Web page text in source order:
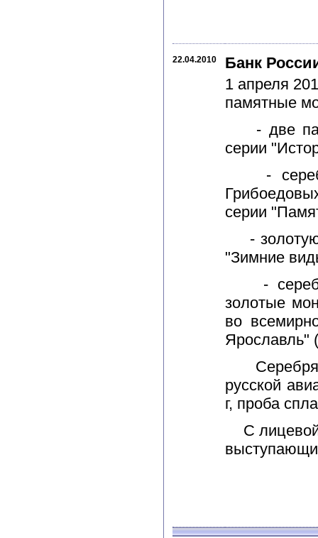
22.04.2010
Банк
1 апреля
памятные
- две
серии
-
серии
- золотую
"Зимние
-
золотые
во
Ярославль"
русской
г, проба
С лицевой